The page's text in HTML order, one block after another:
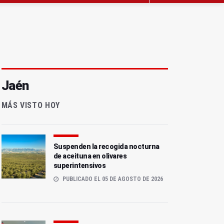
Jaén
MÁS VISTO HOY
Suspenden la recogida nocturna
de aceituna en olivares
superintensivos
PUBLICADO EL 05 DE AGOSTO DE 2026